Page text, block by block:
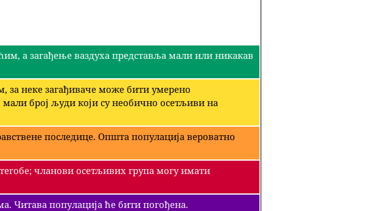
а загађење ваздуха представља мали или никакав
за неке загађиваче може бити умерено
мали број људи који су необично осетљиви на
последице. Општа популација вероватно
чланови осетљивих група могу имати
Читава популација ће бити погођена.